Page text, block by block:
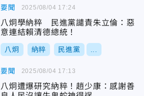
要聞
八炯學納粹 民進黨譴責朱立倫：惡
意連結賴清德總統！
八炯 納粹 民進黨
2025/08/04 17:24
要聞
八炯遭爆研究納粹！趙少康：感謝善
2025/08/04 17:13